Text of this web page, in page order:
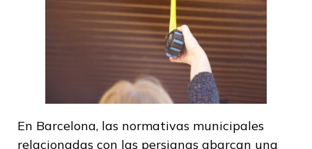
En Barcelona, las normativas municipales
relacionadas con las persianas abarcan una